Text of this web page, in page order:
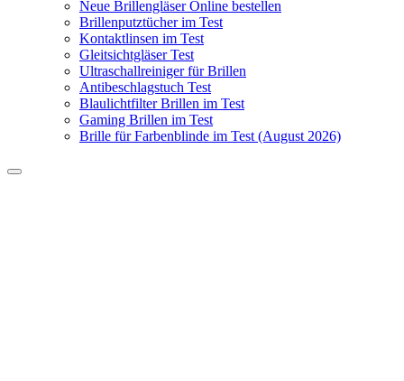
Neue Brillengläser Online bestellen
Brillenputztücher im Test
Kontaktlinsen im Test
Gleitsichtgläser Test
Ultraschallreiniger für Brillen
Antibeschlagstuch Test
Blaulichtfilter Brillen im Test
Gaming Brillen im Test
Brille für Farbenblinde im Test (August 2026)